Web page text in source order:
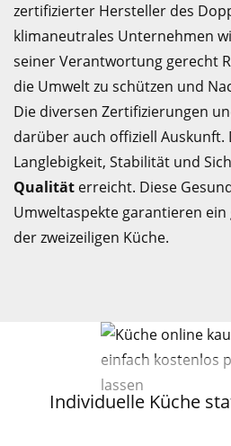
zertifizierter Hersteller des
klimaneutrales Unternehmen
seiner Verantwortung gerecht
die Umwelt zu schützen und
Die diversen Zertifizierungen
darüber auch offiziell Auskunft.
Langlebigkeit, Stabilität und
Qualität erreicht. Diese
Umweltaspekte garantieren
der zweizeiligen Küche.
Individuelle Küche